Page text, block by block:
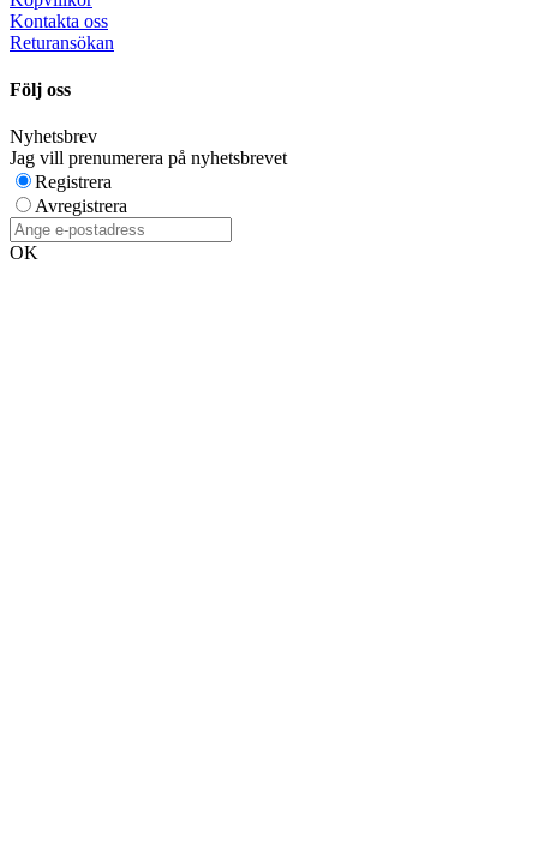
Kontakta oss
Returansökan
Följ oss
Nyhetsbrev
Jag vill prenumerera på nyhetsbrevet
Registrera
Avregistrera
OK